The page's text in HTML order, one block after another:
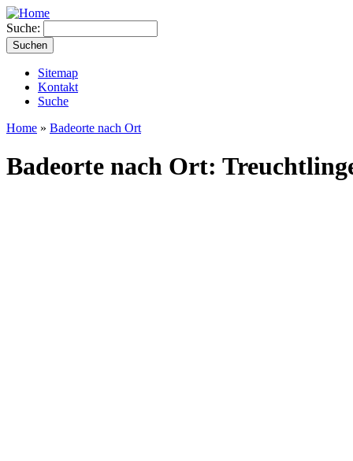
Suche:
Sitemap
Kontakt
Suche
Home » Badeorte nach Ort
Badeorte nach Ort: